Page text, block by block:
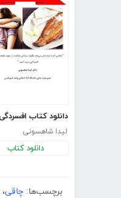
لیدا شاهسونی
دانلود کتاب
برچسب‌ها: چاقی،